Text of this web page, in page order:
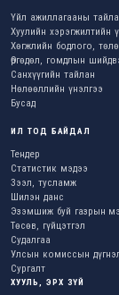
Үйл ажиллагааны
Хуулийн хэрэгжилтийн
Хөгжлийн бодлого,
Өргөдөл, гомдлын
Санхүүгийн тайлан
Нөлөөллийн үнэлгээ
Бусад
ИЛ ТОД БАЙДАЛ
Тендер
Статистик мэдээ
Зээл, тусламж
Шилэн данс
Эзэмшиж буй газрын
Төсөв, гүйцэтгэл
Судалгаа
Улсын комиссын
Сургалт
ХУУЛЬ, ЭРХ ЗҮЙ